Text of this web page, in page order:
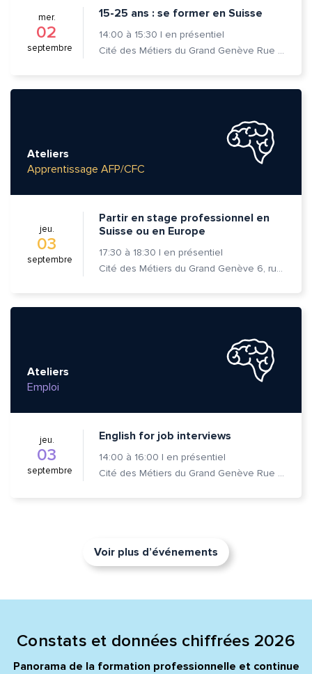
mer.
02
septembre
15-25 ans : se former en Suisse
14:00 à 15:30 | en présentiel
Cité des Métiers du Grand Genève Rue Prévost-Martin 6 1205 Genève
Ateliers
Apprentissage AFP/CFC
jeu.
03
septembre
Partir en stage professionnel en
Suisse ou en Europe
17:30 à 18:30 | en présentiel
Cité des Métiers du Grand Genève 6, rue Prévost-Martin 1205 Genève
Ateliers
Emploi
jeu.
03
septembre
English for job interviews
14:00 à 16:00 | en présentiel
Cité des Métiers du Grand Genève Rue Prévost-Martin 6 1205 Genève
Voir plus d’événements
Constats et données chiffrées 2026
Panorama de la formation professionnelle et continue